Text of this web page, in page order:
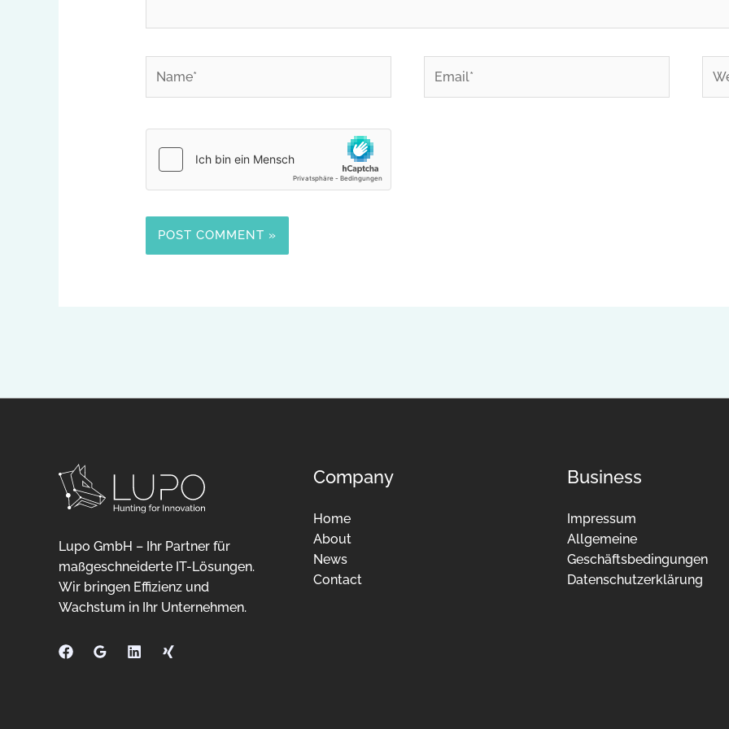
Lupo GmbH – Ihr Partner für
maßgeschneiderte IT-Lösungen.
Wir bringen Effizienz und
Wachstum in Ihr Unternehmen.
Company
Home
About
News
Contact
Business
Impressum
Allgemeine
Geschäftsbedingungen
Datenschutzerklärung